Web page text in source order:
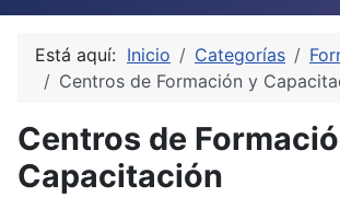
Está aquí: Inicio Categorías
Centros de Formación y
Centros de
Capacitación